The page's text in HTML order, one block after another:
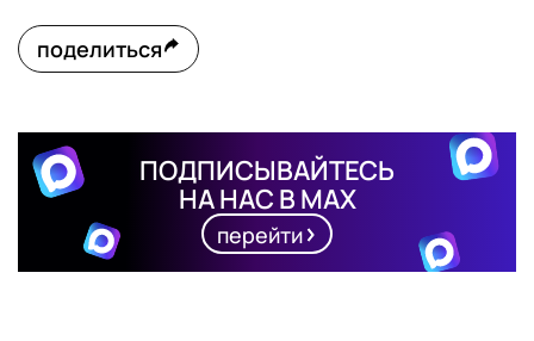
поделиться
ПОДПИСЫВАЙТЕСЬ
НА НАС В MAX
перейти